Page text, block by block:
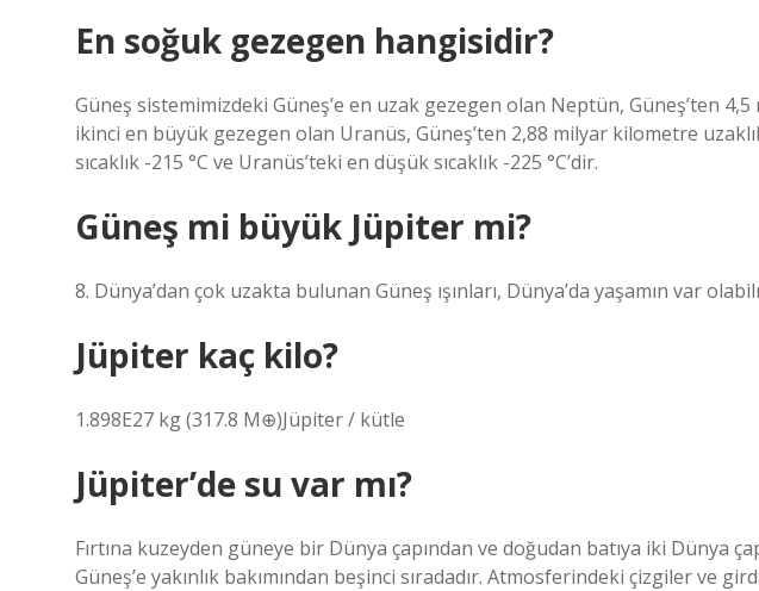
En soğuk gezegen hangisidir?
Güneş sistemimizdeki Güneş’e en uzak gezegen olan Neptün, Güneş’ten
ikinci en büyük gezegen olan Uranüs, Güneş’ten 2,88 milyar kilometre
sıcaklık -215 °C ve Uranüs’teki en düşük sıcaklık -225 °C’dir.
Güneş mi büyük Jüpiter mi?
8. Dünya’dan çok uzakta bulunan Güneş ışınları, Dünya’da yaşamın var
Jüpiter kaç kilo?
1.898E27 kg (317.8 M⊕)Jüpiter / kütle
Jüpiter’de su var mı?
Fırtına kuzeyden güneye bir Dünya çapından ve doğudan batıya iki Dünya
Güneş’e yakınlık bakımından beşinci sıradadır. Atmosferindeki çizgiler ve